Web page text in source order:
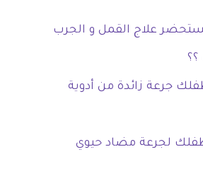
علاج القمل و الجرب
جرعة زائدة من أدوية
لجرعة مضاد حيوي